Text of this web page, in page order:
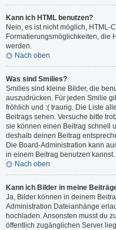
Kann ich HTML benutzen?
Nein, es ist nicht möglich, HTML-
Formatierungsmöglichkeiten, die
werden.
Nach oben
Was sind Smilies?
Smilies sind kleine Bilder, die
auszudrücken. Für jeden Smilie
fröhlich und :( traurig. Die Liste
Beitrags sehen. Versuche bitte
sie können einen Beitrag schnell
deshalb deinen Beitrag
Die Board-Administration kann
in einem Beitrag benutzen kannst.
Nach oben
Kann ich Bilder in meine
Ja, Bilder können in deinem
Administration Dateianhänge
hochladen. Ansonsten musst du
öffentlich zugänglichen Server